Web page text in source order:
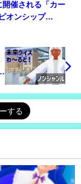
開催される「カー
オンシップ